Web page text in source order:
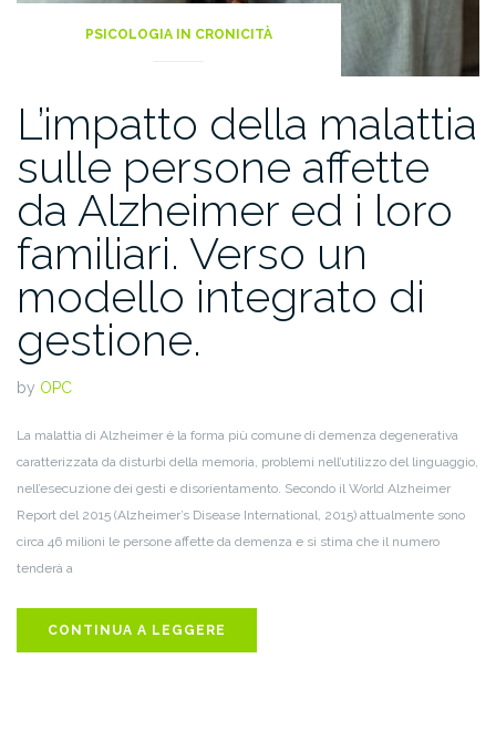
PSICOLOGIA IN CRONICITÀ
L’impatto della malattia
sulle persone affette
da Alzheimer ed i loro
familiari. Verso un
modello integrato di
gestione.
by OPC
La malattia di Alzheimer è la forma più comune di demenza degenerativa
caratterizzata da disturbi della memoria, problemi nell’utilizzo del linguaggio,
nell’esecuzione dei gesti e disorientamento. Secondo il World Alzheimer
Report del 2015 (Alzheimer’s Disease International, 2015) attualmente sono
circa 46 milioni le persone affette da demenza e si stima che il numero
tenderà a
CONTINUA A LEGGERE